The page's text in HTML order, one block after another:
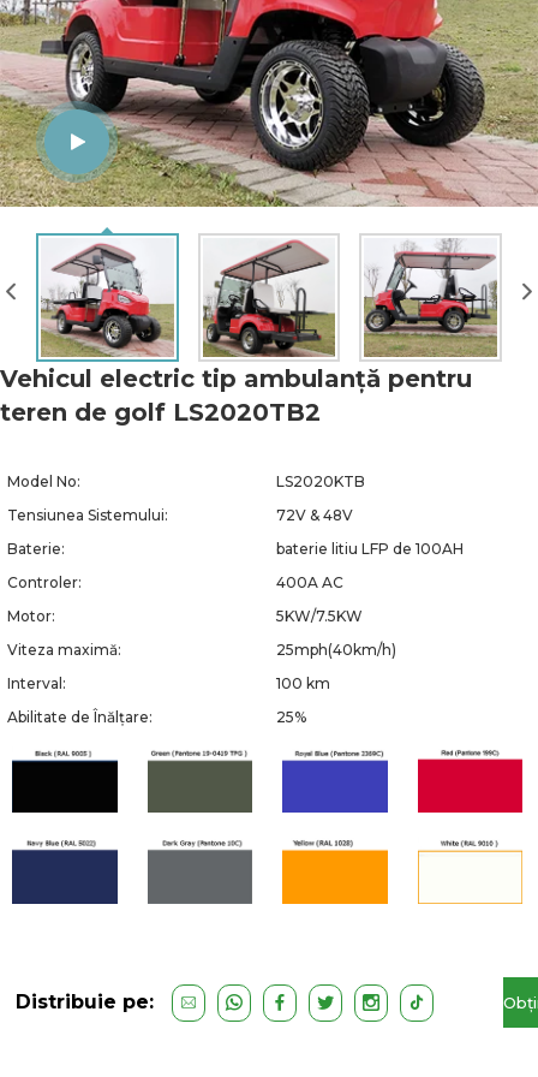
Vehicul electric tip ambulanță pentru
teren de golf LS2020TB2
Model No:
LS2020KTB
Tensiunea Sistemului:
72V & 48V
Baterie:
baterie litiu LFP de 100AH
Controler:
400A AC
Motor:
5KW/7.5KW
Viteza maximă:
25mph(40km/h)
Interval:
100 km
Abilitate de Înălțare:
25%
Distribuie pe: